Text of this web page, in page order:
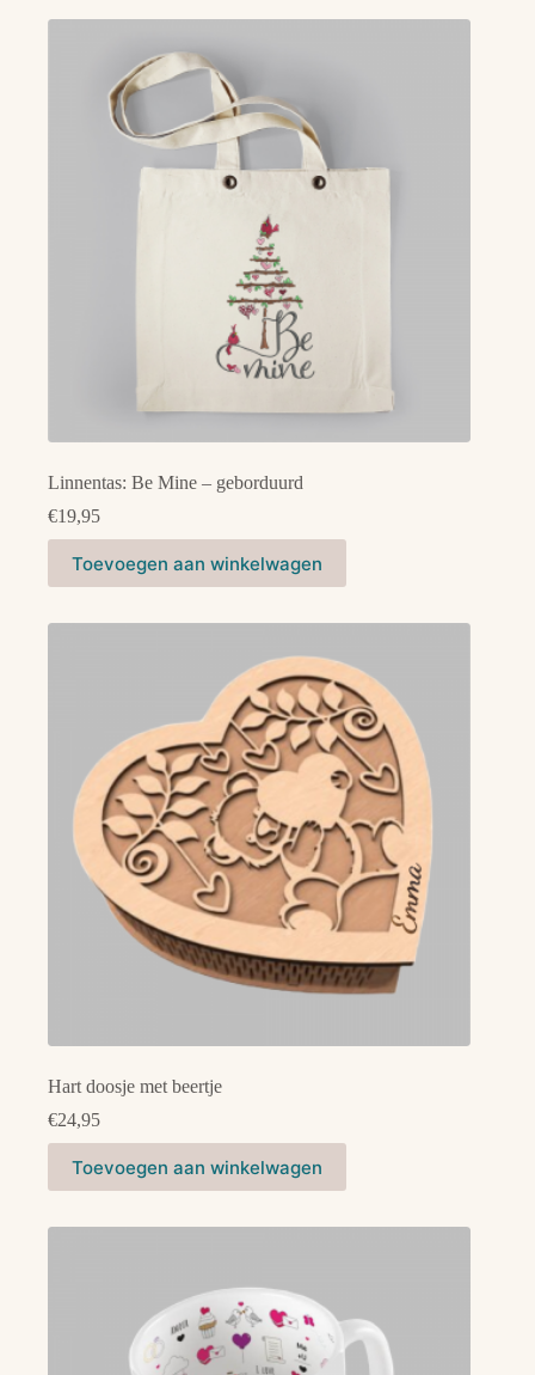
Linnentas: Be Mine – geborduurd
€19,95
Toevoegen aan winkelwagen
Hart doosje met beertje
€24,95
Toevoegen aan winkelwagen